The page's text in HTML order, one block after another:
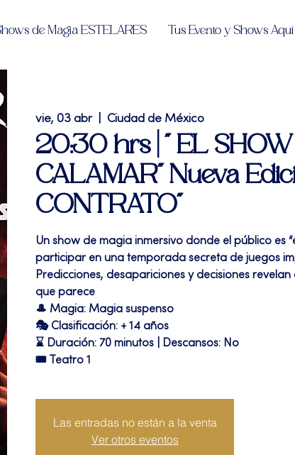
de Magia ESTELARES Tus Evento y Shows Aquí
vie, 03 abr
  |
Ciudad de México
20:30 hrs | " EL
CALAMAR" Nueva
CONTRATO"
Un show de magia inmersivo donde el público es
participar en una temporada secreta de juegos
Predicciones, desapariciones y decisiones
que parece
🎩 Magia: Magia suspenso
🎭 Clasificación: + 14 años
⌛ Duración: 70 minutos | Descansos: No
🎟 Teatro 1
Las entradas no están a la venta
Ver otros eventos